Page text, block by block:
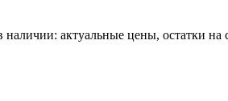
наличии: актуальные цены, остатки